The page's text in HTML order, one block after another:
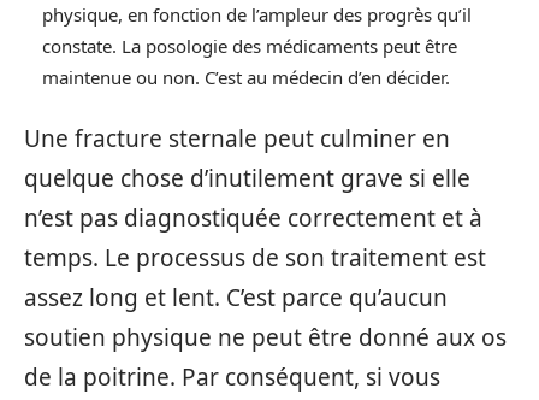
physique, en fonction de l’ampleur des progrès qu’il
constate. La posologie des médicaments peut être
maintenue ou non. C’est au médecin d’en décider.
Une fracture sternale peut culminer en
quelque chose d’inutilement grave si elle
n’est pas diagnostiquée correctement et à
temps. Le processus de son traitement est
assez long et lent. C’est parce qu’aucun
soutien physique ne peut être donné aux os
de la poitrine. Par conséquent, si vous